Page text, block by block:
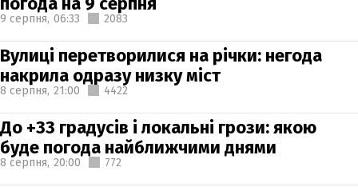
9 серпня, 06:33 2083
Вулиці перетворилися на річки: негода
накрила одразу низку міст
8 серпня, 21:00 4422
До +33 градусів і локальні грози: якою
буде погода найближчими днями
8 серпня, 20:00 772